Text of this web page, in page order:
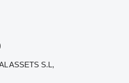
ASSETS S.L,